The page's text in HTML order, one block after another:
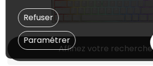
Affinez votre recherche
Paramétrer
Refuser